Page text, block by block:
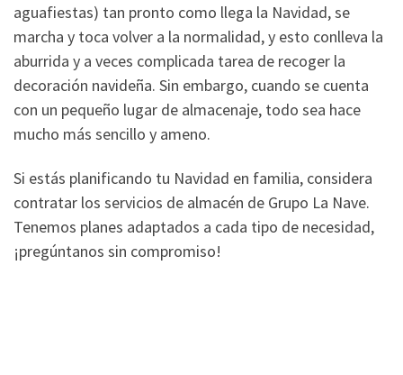
aguafiestas) tan pronto como llega la Navidad, se
marcha y toca volver a la normalidad, y esto conlleva la
aburrida y a veces complicada tarea de recoger la
decoración navideña. Sin embargo, cuando se cuenta
con un pequeño lugar de almacenaje, todo sea hace
mucho más sencillo y ameno.
Si estás planificando tu Navidad en familia, considera
contratar los servicios de almacén de Grupo La Nave.
Tenemos planes adaptados a cada tipo de necesidad,
¡pregúntanos sin compromiso!